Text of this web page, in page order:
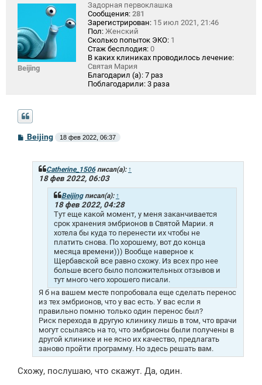
Beijing
Задорная первоклашка
Сообщения: 281
Зарегистрирован: 15 июл 2021, 21:46
Пол: Женский
Сколько попыток ЭКО: 1
Стаж бесплодия: 0
В каких клиниках проводилось лечение:
Святая Мария
Благодарил (а): 7 раз
Поблагодарили: 3 раза
СBeijing 18 фев 2022, 06:37
Catherine_1506писал(а): ↑
18 фев 2022, 06:03
Beijingписал(а): ↑
18 фев 2022, 04:28
Тут еще какой момент, у меня заканчивается
срок хранения эмбрионов в Святой Марии. я
хотела бы куда то перенести их чтобы не
платить снова. По хорошему, вот до конца
месяца времени))) Вообще наверное к
Щербавской все равно схожу. Из всех про нее
больше всего было положительных отзывов и
тут много чего хорошего писали.
Я б на вашем месте попробовала еще сделать перенос
из тех эмбрионов, что у вас есть. У вас если я
правильно помню только один перенос был?
Риск перехода в другую клинику лишь в том, что врачи
могут ссылаясь на то, что эмбрионы были получены в
другой клинике и не ясно их качество, предлагать
заново пройти программу. Но здесь решать вам.
Схожу, послушаю, что скажут. Да, один.